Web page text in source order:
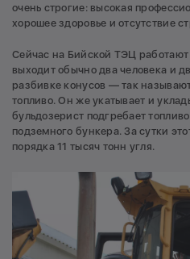
очень строгие: высокая
хорошее здоровье и отсутствие
Сейчас на Бийской ТЭЦ
выходит обычно два человека и
разбивке конусов — так
топливо. Он же укатывает и
бульдозерист подгребает
подземного бункера. За сутки
порядка 11 тысяч тонн угля.